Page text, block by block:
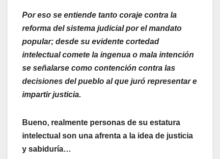
Por eso se entiende tanto coraje contra la
reforma del sistema judicial por el mandato
popular; desde su evidente cortedad
intelectual comete la ingenua o mala intención
se señalarse como contención contra las
decisiones del pueblo al que juró representar e
impartir justicia.
Bueno, realmente personas de su estatura
intelectual son una afrenta a la idea de justicia
y sabiduría…